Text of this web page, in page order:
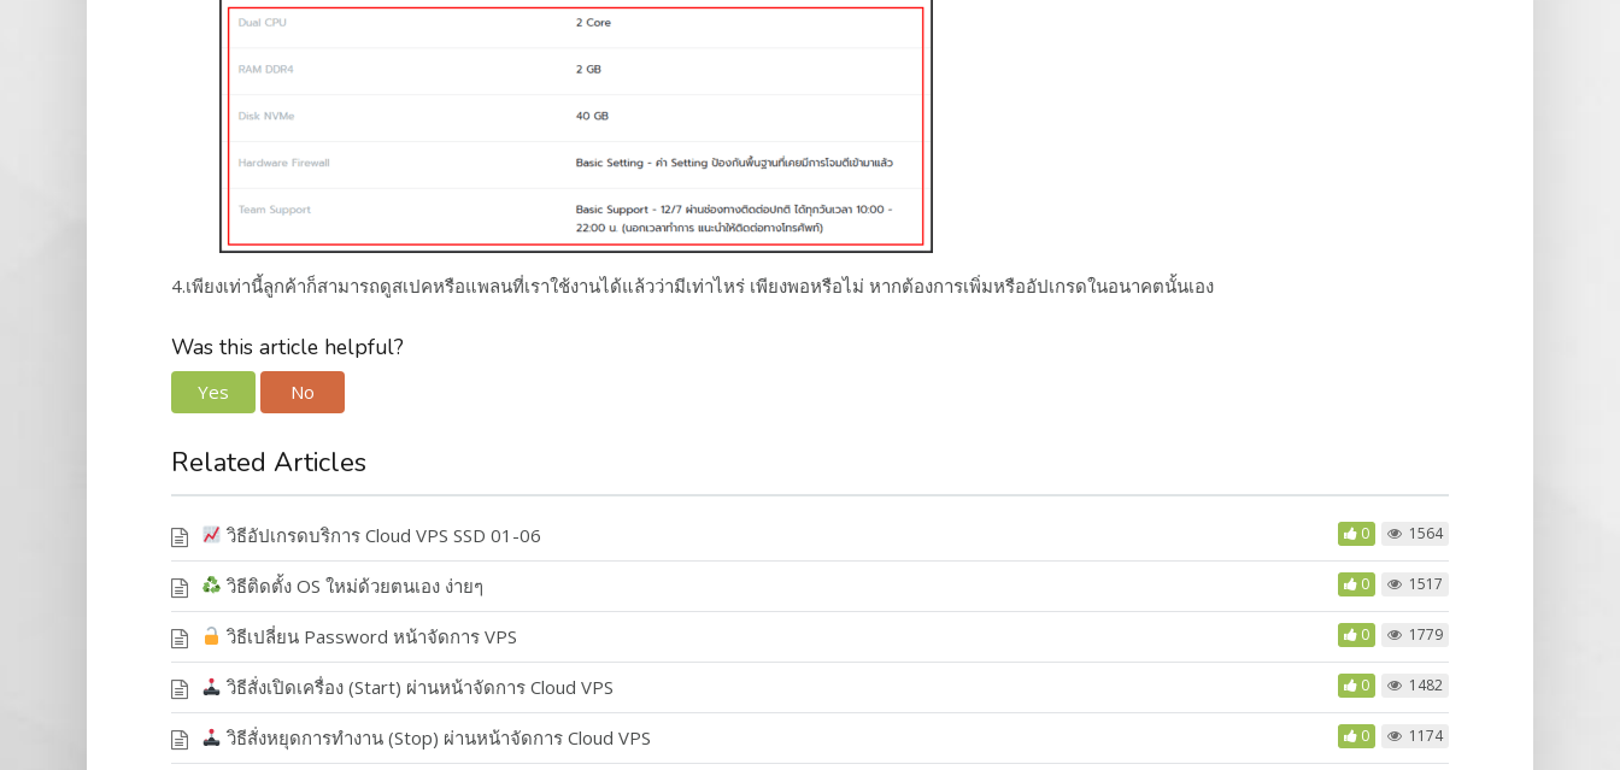
4.เพียงเท่านี้ลูกค้าก็สามารถดูสเปคหรือแพลนที่เราใช้งานได้แล้วว่ามีเท่าไหร่ เพียงพอหรือไม่ หากต้องการเพิ่มหรืออัปเกรดในอนาคตนั้นเอง
Was this article helpful?
Yes No
Related Articles
วิธีอัปเกรดบริการ Cloud VPS SSD 01-06 0 1564
วิธีติดตั้ง OS ใหม่ด้วยตนเอง ง่ายๆ 0 1517
วิธีเปลี่ยน Password หน้าจัดการ VPS 0 1779
วิธีสั่งเปิดเครื่อง (Start) ผ่านหน้าจัดการ Cloud VPS 0 1482
วิธีสั่งหยุดการทำงาน (Stop) ผ่านหน้าจัดการ Cloud VPS 0 1174